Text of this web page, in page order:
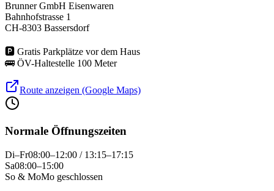
Brunner GmbH Eisenwaren
Bahnhofstrasse 1
CH-8303 Bassersdorf
🅿 Gratis Parkplätze vor dem Haus
🚌 ÖV-Haltestelle 100 Meter
Route anzeigen (Google Maps)
Normale Öffnungszeiten
Di–Fr08:00–12:00 / 13:15–17:15
Sa08:00–15:00
So & MoMo geschlossen